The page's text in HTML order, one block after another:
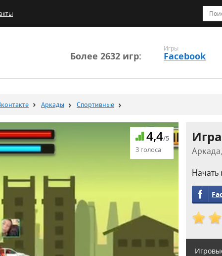
Более 2632 игр:
Игры
Facebook
Аркады Спортивные
4,4/5
3 голоса
Начать